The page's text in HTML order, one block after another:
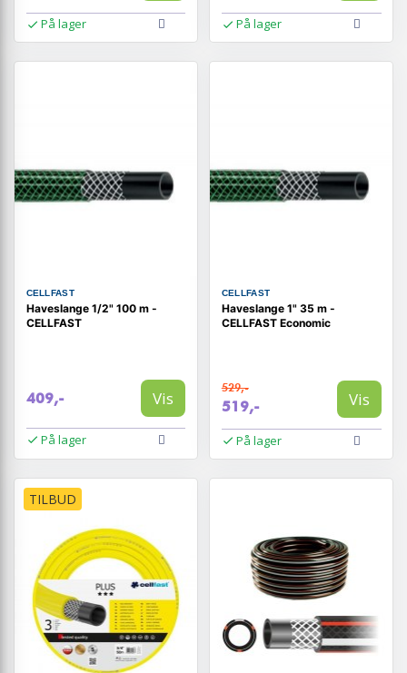
På lager På lager
CELLFAST
Haveslange 1/2" 100 m -
CELLFAST
409,- Vis
På lager
CELLFAST
Haveslange 1" 35 m -
CELLFAST Economic
529,-
519,- Vis
På lager
TILBUD